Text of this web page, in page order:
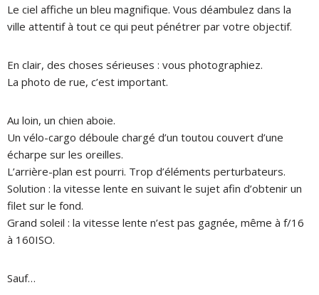
Le ciel affiche un bleu magnifique. Vous déambulez dans la
ville attentif à tout ce qui peut pénétrer par votre objectif.
En clair, des choses sérieuses : vous photographiez.
La photo de rue, c’est important.
Au loin, un chien aboie.
Un vélo-cargo déboule chargé d’un toutou couvert d’une
écharpe sur les oreilles.
L’arrière-plan est pourri. Trop d’éléments perturbateurs.
Solution : la vitesse lente en suivant le sujet afin d’obtenir un
filet sur le fond.
Grand soleil : la vitesse lente n’est pas gagnée, même à f/16
à 160ISO.
Sauf…